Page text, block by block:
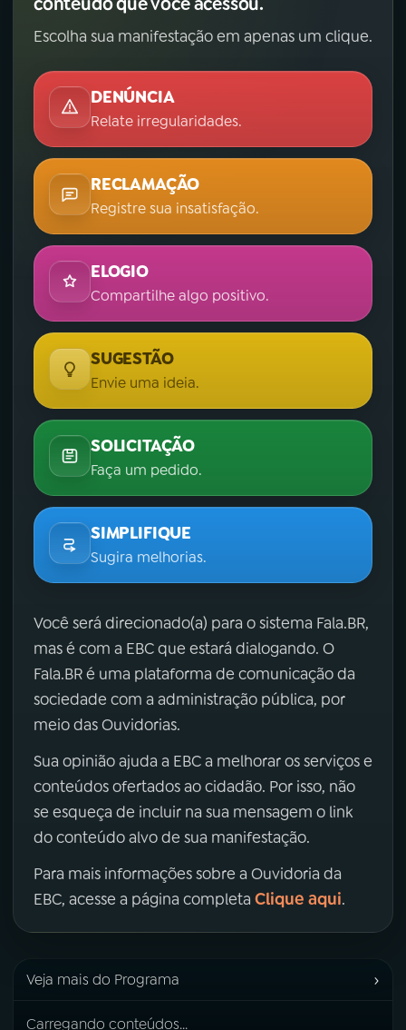
Escolha sua manifestação em apenas um clique.
DENÚNCIA
Relate irregularidades.
RECLAMAÇÃO
Registre sua insatisfação.
ELOGIO
Compartilhe algo positivo.
SUGESTÃO
Envie uma ideia.
SOLICITAÇÃO
Faça um pedido.
SIMPLIFIQUE
Sugira melhorias.
Você será direcionado(a) para o sistema Fala.BR,
mas é com a EBC que estará dialogando. O
Fala.BR é uma plataforma de comunicação da
sociedade com a administração pública, por
meio das Ouvidorias.
Sua opinião ajuda a EBC a melhorar os serviços e
conteúdos ofertados ao cidadão. Por isso, não
se esqueça de incluir na sua mensagem o link
do conteúdo alvo de sua manifestação.
Para mais informações sobre a Ouvidoria da
EBC, acesse a página completa Clique aqui.
Veja mais do Programa ›
Carregando conteúdos...